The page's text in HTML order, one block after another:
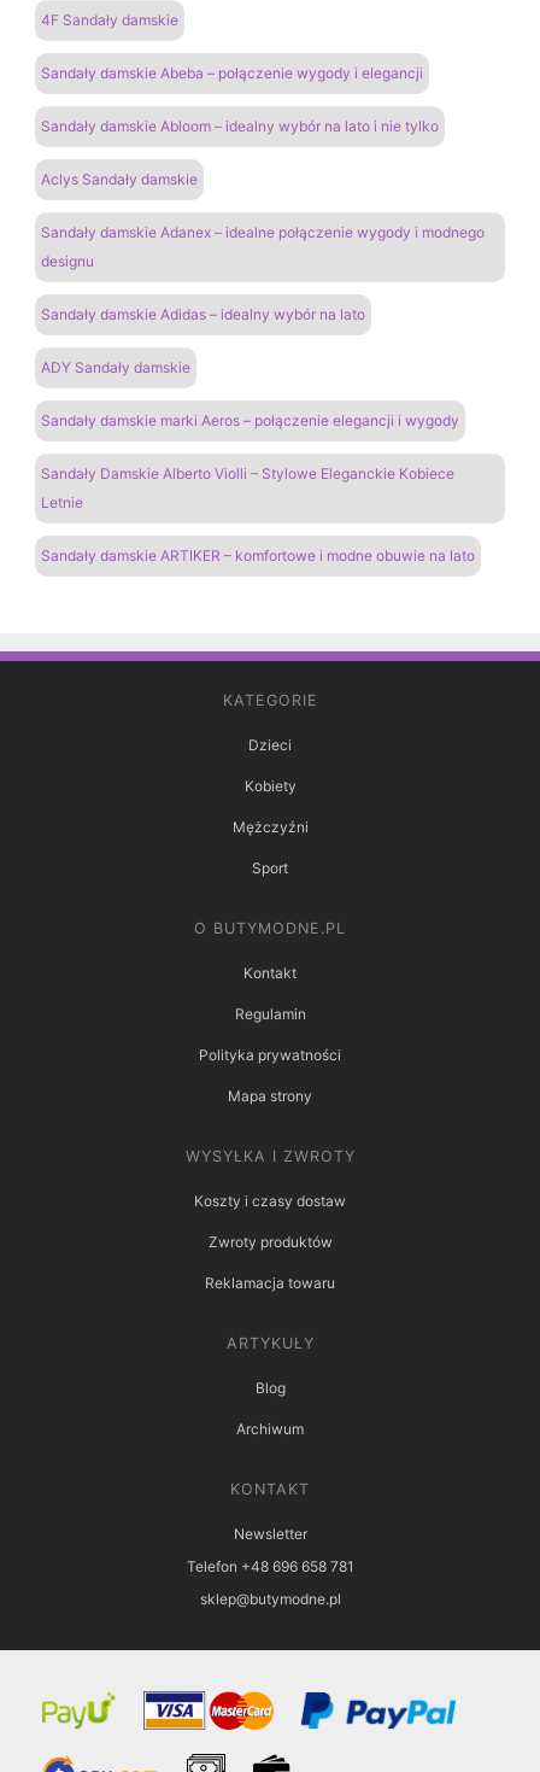
4F Sandały damskie
Sandały damskie Abeba – połączenie wygody i elegancji
Sandały damskie Abloom – idealny wybór na lato i nie tylko
Aclys Sandały damskie
Sandały damskie Adanex – idealne połączenie wygody i modnego
designu
Sandały damskie Adidas – idealny wybór na lato
ADY Sandały damskie
Sandały damskie marki Aeros – połączenie elegancji i wygody
Sandały Damskie Alberto Violli – Stylowe Eleganckie Kobiece
Letnie
Sandały damskie ARTIKER – komfortowe i modne obuwie na lato
KATEGORIE
Dzieci
Kobiety
Mężczyźni
Sport
O BUTYMODNE.PL
Kontakt
Regulamin
Polityka prywatności
Mapa strony
WYSYŁKA I ZWROTY
Koszty i czasy dostaw
Zwroty produktów
Reklamacja towaru
ARTYKUŁY
Blog
Archiwum
KONTAKT
Newsletter
Telefon +48 696 658 781
sklep@butymodne.pl